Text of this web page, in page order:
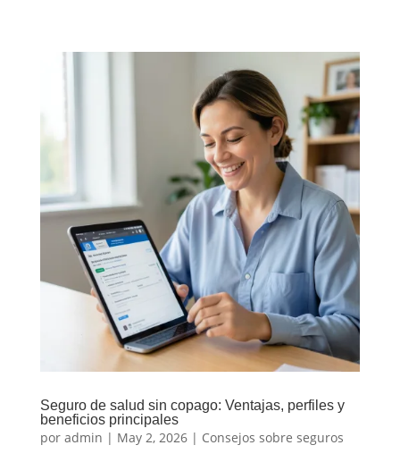
Seguro de salud sin copago: Ventajas, perfiles y
beneficios principales
por admin | May 2, 2026| Consejos sobre seguros